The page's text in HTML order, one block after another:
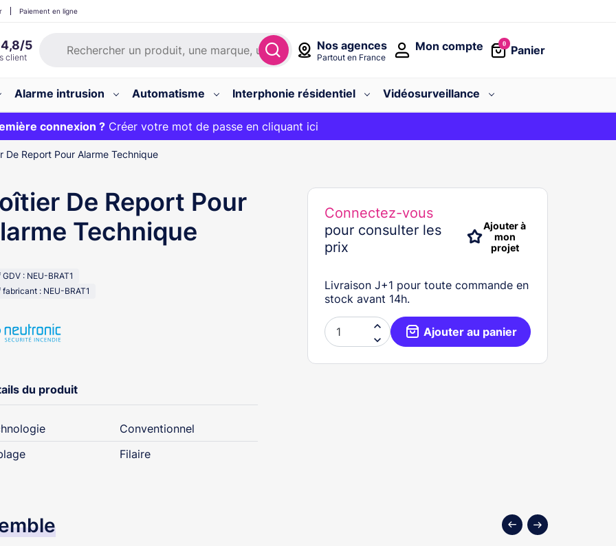
Nos agences
Partout en France
0
Panier
Mon compte
Paiement en ligne
Alarme intrusion Automatisme Interphonie résidentiel
Vidéosurveillance
OFFERT sur votre panier et livraison 24/48h gratuite avec le code
connexion ?Créer votre mot de passe en cliquant ici
:
De Report Pour Alarme Technique
De Report Pour
Technique
GDV : NEU-BRAT1
fabricant : NEU-BRAT1
du produit
Conventionnel
Filaire
Connectez-vous
pour consulter les
prix
Ajouter à
mon
projet
Livraison J+1 pour toute commande en
stock avant 14h.

 Ajouter au panier